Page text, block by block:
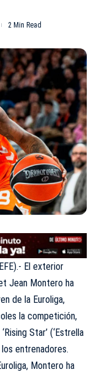
2 Min Read
El exterior
Jean Montero ha
de la Euroliga,
la competición,
Star’ (‘Estrella
entrenadores.
Montero ha